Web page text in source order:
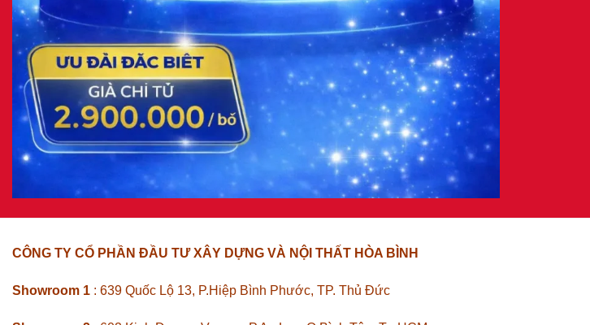
CÔNG TY CỔ PHẦN ĐẦU TƯ XÂY DỰNG VÀ NỘI THẤT HÒA BÌNH
Showroom 1 : 639 Quốc Lộ 13, P.Hiệp Bình Phước, TP. Thủ Đức